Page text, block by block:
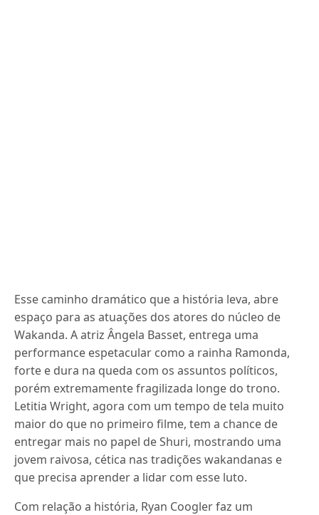
Esse caminho dramático que a história leva, abre
espaço para as atuações dos atores do núcleo de
Wakanda. A atriz Ângela Basset, entrega uma
performance espetacular como a rainha Ramonda,
forte e dura na queda com os assuntos políticos,
porém extremamente fragilizada longe do trono.
Letitia Wright, agora com um tempo de tela muito
maior do que no primeiro filme, tem a chance de
entregar mais no papel de Shuri, mostrando uma
jovem raivosa, cética nas tradições wakandanas e
que precisa aprender a lidar com esse luto.
Com relação a história, Ryan Coogler faz um